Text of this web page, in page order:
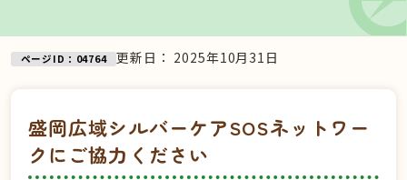
ページID：04764 更新日： 2025年10月31日
盛岡広域シルバーケアSOSネットワー
クにご協力ください